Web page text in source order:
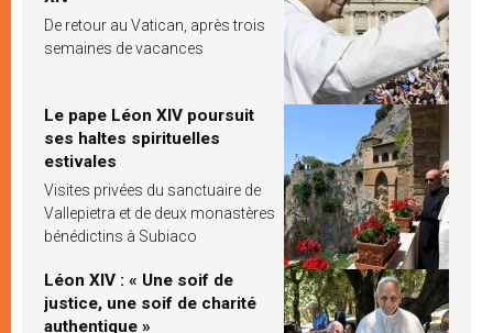
De retour au Vatican, après trois
semaines de vacances
Le pape Léon XIV poursuit
ses haltes spirituelles
estivales
Visites privées du sanctuaire de
Vallepietra et de deux monastères
bénédictins à Subiaco
Léon XIV : « Une soif de
justice, une soif de charité
authentique »